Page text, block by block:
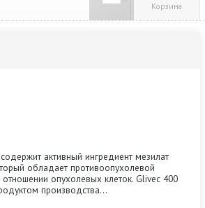
Корзина
активный ингредиент мезилат
обладает противоопухолевой
отношении опухолевых клеток. Glivec 400
производства...